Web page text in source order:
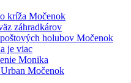
kríža Močenok
záhradkárov
holubov Močenok
je viac
Monika
Močenok